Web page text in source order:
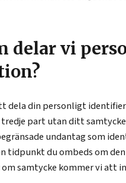
delar vi
dela din personligt
part utan ditt
undantag som
tidpunkt du ombeds om
samtycke kommer vi att